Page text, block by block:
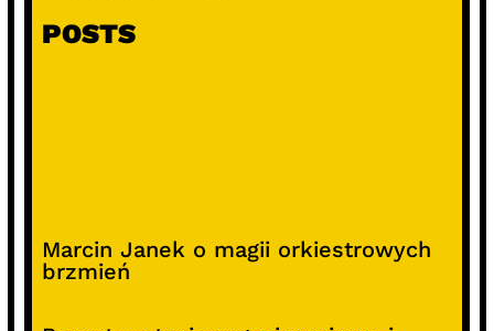
POSTS
Marcin Janek o magii orkiestrowych
brzmień